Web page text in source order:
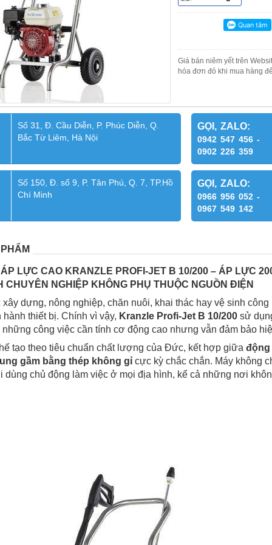
Giá bán niêm yết trên
hóa đơn đỏ khi mua hàng
Số 31, Đ. Cầu Diễn, P. Phúc Diễn, Q.
Bắc Từ Liêm, Hà Nội
GỌI, ZALO:
0942 547 456 -
0902 226 359
Số 150, Đ. số 9, P. Tân Phú, Q. 7, TP.Hồ
Chí Minh
GỌI, ZALO:
0966 956 052 -
0967 549 142
LỰC CAO KRANZLE PROFI-JET B 10/200 – ÁP LỰC
CHUYÊN NGHIỆP KHÔNG PHỤ THUỘC NGUỒN ĐIỆN
dựng, nông nghiệp, chăn nuôi, khai thác hay vệ sinh
thiết bị. Chính vì vậy, Kranzle Profi-Jet B 10/200 sử
công việc cần tính cơ động cao nhưng vẫn đảm bảo
tạo theo tiêu chuẩn chất lượng của Đức, kết hợp giữa động
gầm bằng thép không gỉ cực kỳ chắc chắn. Máy không
dùng chủ động làm việc ở mọi địa hình, kể cả những nơi